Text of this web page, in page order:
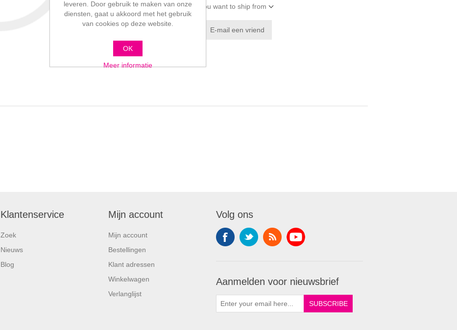
Please select the address you want to ship from
Klantenservice
Zoek
Nieuws
Blog
Mijn account
Mijn account
Bestellingen
Klant adressen
Winkelwagen
Verlanglijst
Volg ons
Aanmelden voor nieuwsbrief
leveren. Door gebruik te maken van onze
diensten, gaat u akkoord met het gebruik
van cookies op deze website.
OK
Meer informatie